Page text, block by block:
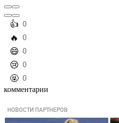
️👍 0
️🔥 0
️😄 0
️😢 0
️🤬 0
комментарии